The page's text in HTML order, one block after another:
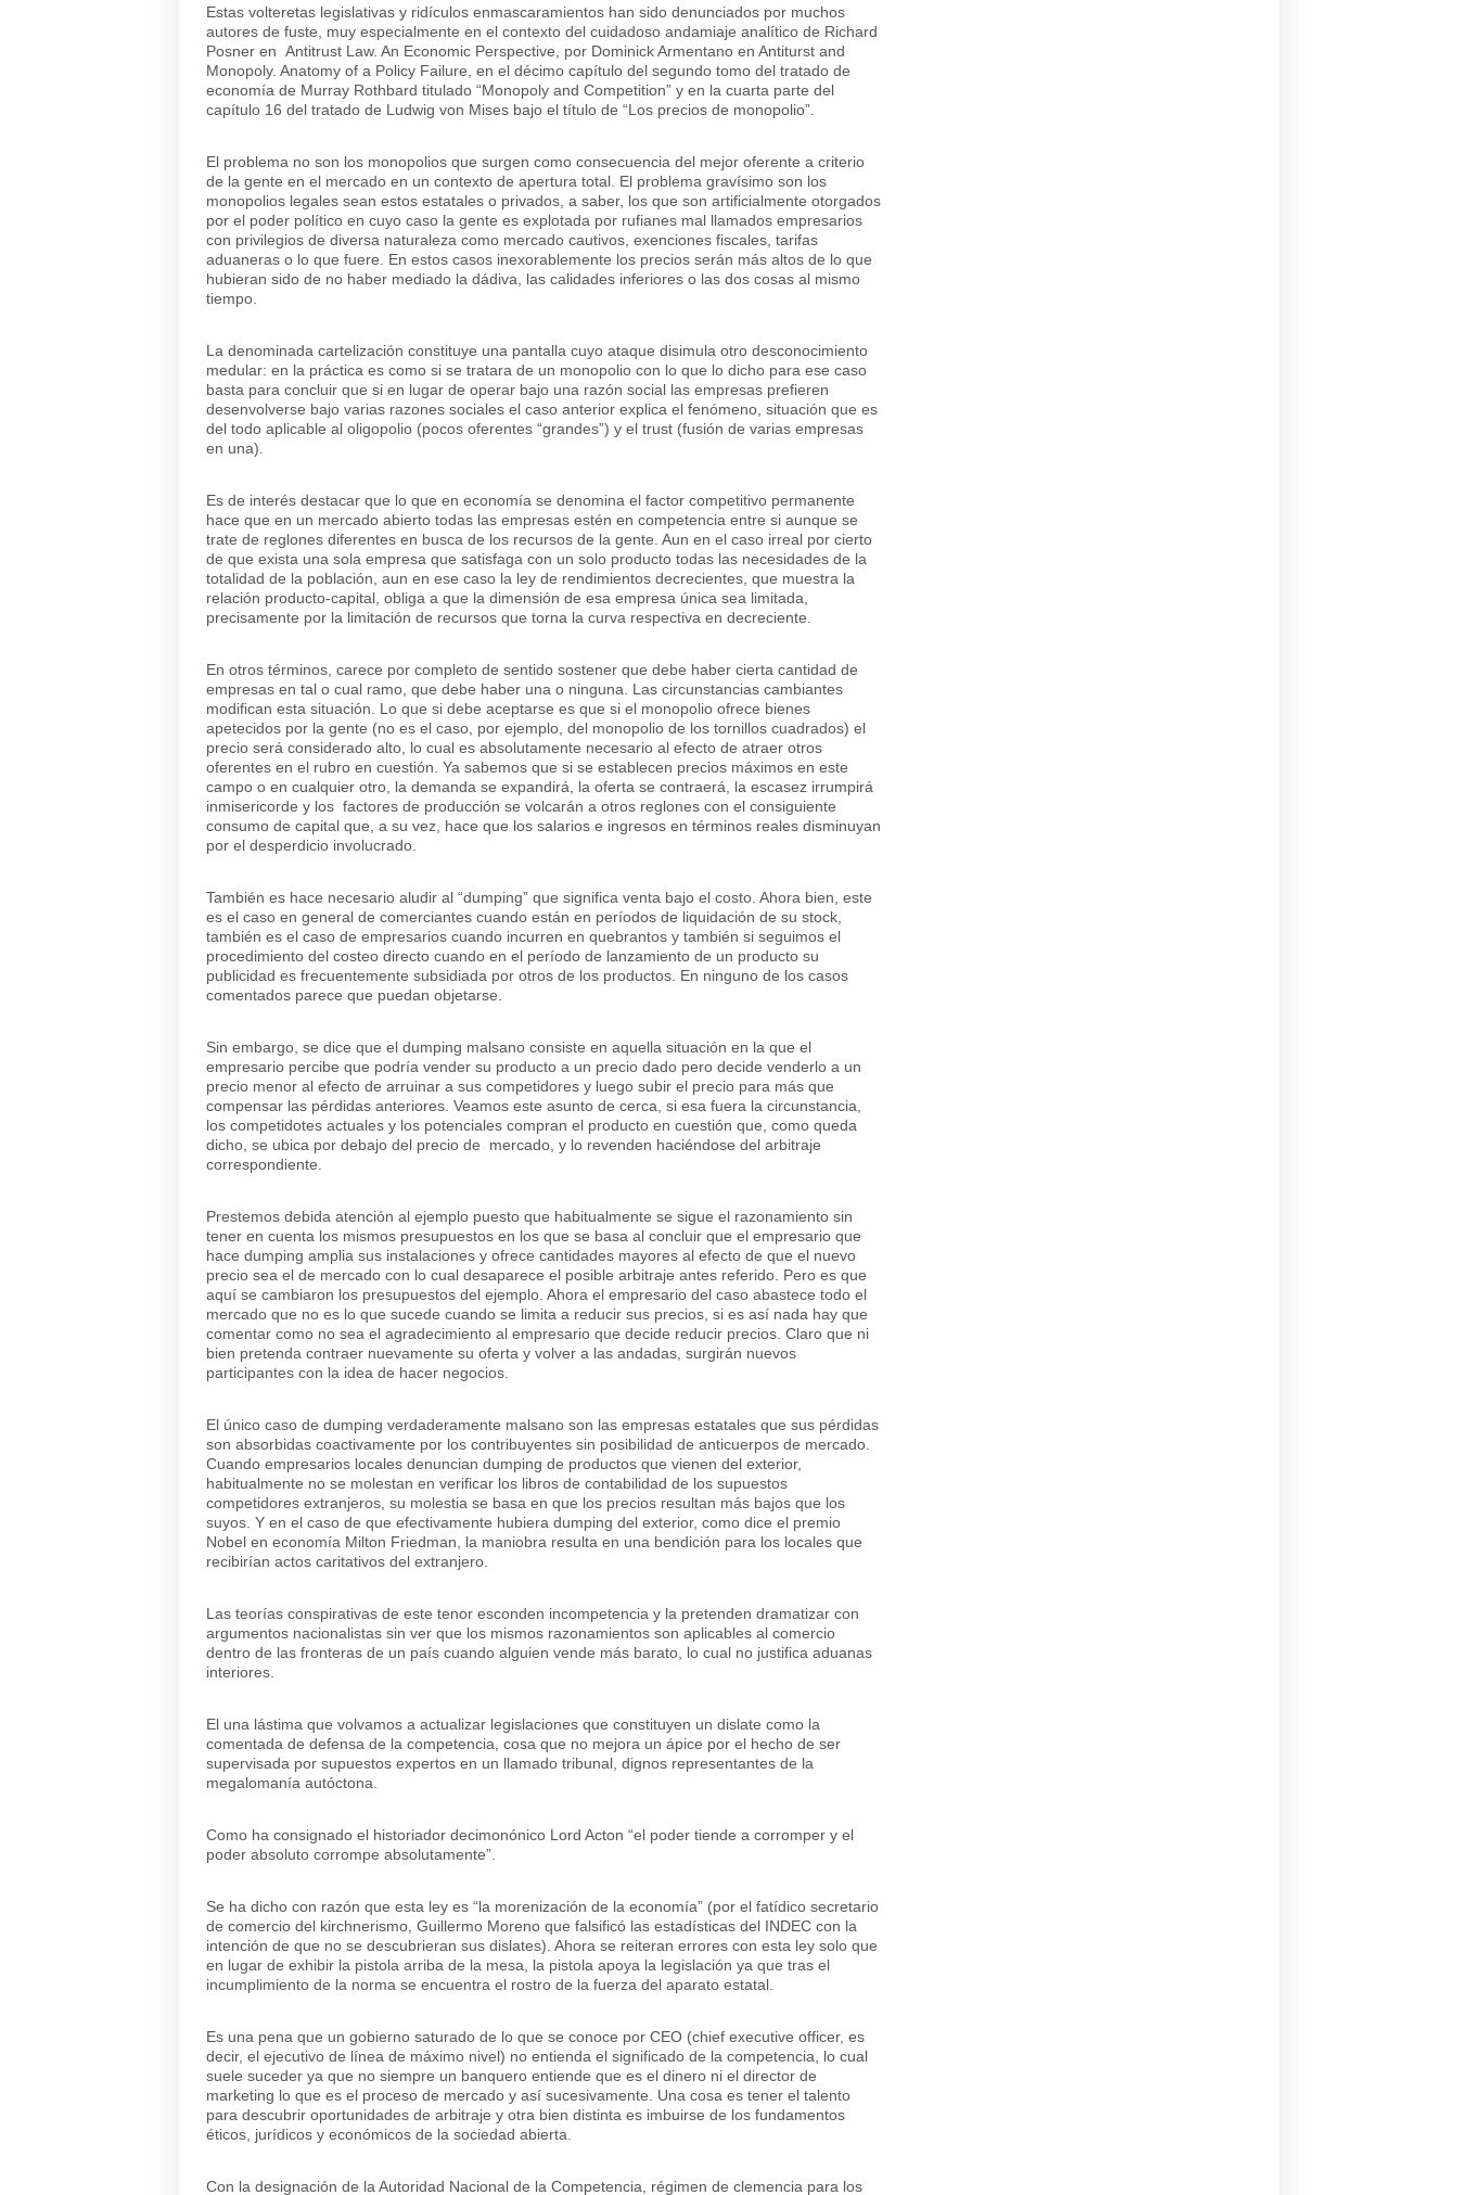
Estas volteretas legislativas y ridículos enmascaramientos han sido denunciados por muchos
autores de fuste, muy especialmente en el contexto del cuidadoso andamiaje analítico de Richard
Posner en Antitrust Law. An Economic Perspective, por Dominick Armentano en Antiturst and
Monopoly. Anatomy of a Policy Failure , en el décimo capítulo del segundo tomo del tratado de
economía de Murray Rothbard titulado “Monopoly and Competition” y en la cuarta parte del
capítulo 16 del tratado de Ludwig von Mises bajo el título de “Los precios de monopolio”.
El problema no son los monopolios que surgen como consecuencia del mejor oferente a criterio
de la gente en el mercado en un contexto de apertura total. El problema gravísimo son los
monopolios legales sean estos estatales o privados, a saber, los que son artificialmente otorgados
por el poder político en cuyo caso la gente es explotada por rufianes mal llamados empresarios
con privilegios de diversa naturaleza como mercado cautivos, exenciones fiscales, tarifas
aduaneras o lo que fuere. En estos casos inexorablemente los precios serán más altos de lo que
hubieran sido de no haber mediado la dádiva, las calidades inferiores o las dos cosas al mismo
tiempo.
La denominada cartelización constituye una pantalla cuyo ataque disimula otro desconocimiento
medular: en la práctica es como si se tratara de un monopolio con lo que lo dicho para ese caso
basta para concluir que si en lugar de operar bajo una razón social las empresas prefieren
desenvolverse bajo varias razones sociales el caso anterior explica el fenómeno, situación que es
del todo aplicable al oligopolio (pocos oferentes “grandes”) y el trust (fusión de varias empresas
en una).
Es de interés destacar que lo que en economía se denomina el factor competitivo permanente
hace que en un mercado abierto todas las empresas estén en competencia entre si aunque se
trate de reglones diferentes en busca de los recursos de la gente. Aun en el caso irreal por cierto
de que exista una sola empresa que satisfaga con un solo producto todas las necesidades de la
totalidad de la población, aun en ese caso la ley de rendimientos decrecientes, que muestra la
relación producto-capital, obliga a que la dimensión de esa empresa única sea limitada,
precisamente por la limitación de recursos que torna la curva respectiva en decreciente.
En otros términos, carece por completo de sentido sostener que debe haber cierta cantidad de
empresas en tal o cual ramo, que debe haber una o ninguna. Las circunstancias cambiantes
modifican esta situación. Lo que si debe aceptarse es que si el monopolio ofrece bienes
apetecidos por la gente (no es el caso, por ejemplo, del monopolio de los tornillos cuadrados) el
precio será considerado alto, lo cual es absolutamente necesario al efecto de atraer otros
oferentes en el rubro en cuestión. Ya sabemos que si se establecen precios máximos en este
campo o en cualquier otro, la demanda se expandirá, la oferta se contraerá, la escasez irrumpirá
inmisericorde y los factores de producción se volcarán a otros reglones con el consiguiente
consumo de capital que, a su vez, hace que los salarios e ingresos en términos reales disminuyan
por el desperdicio involucrado.
También es hace necesario aludir al “dumping” que significa venta bajo el costo. Ahora bien, este
es el caso en general de comerciantes cuando están en períodos de liquidación de su stock,
también es el caso de empresarios cuando incurren en quebrantos y también si seguimos el
procedimiento del costeo directo cuando en el período de lanzamiento de un producto su
publicidad es frecuentemente subsidiada por otros de los productos. En ninguno de los casos
comentados parece que puedan objetarse.
Sin embargo, se dice que el dumping malsano consiste en aquella situación en la que el
empresario percibe que podría vender su producto a un precio dado pero decide venderlo a un
precio menor al efecto de arruinar a sus competidores y luego subir el precio para más que
compensar las pérdidas anteriores. Veamos este asunto de cerca, si esa fuera la circunstancia,
los competidotes actuales y los potenciales compran el producto en cuestión que, como queda
dicho, se ubica por debajo del precio de mercado, y lo revenden haciéndose del arbitraje
correspondiente.
Prestemos debida atención al ejemplo puesto que habitualmente se sigue el razonamiento sin
tener en cuenta los mismos presupuestos en los que se basa al concluir que el empresario que
hace dumping amplia sus instalaciones y ofrece cantidades mayores al efecto de que el nuevo
precio sea el de mercado con lo cual desaparece el posible arbitraje antes referido. Pero es que
aquí se cambiaron los presupuestos del ejemplo. Ahora el empresario del caso abastece todo el
mercado que no es lo que sucede cuando se limita a reducir sus precios, si es así nada hay que
comentar como no sea el agradecimiento al empresario que decide reducir precios. Claro que ni
bien pretenda contraer nuevamente su oferta y volver a las andadas, surgirán nuevos
participantes con la idea de hacer negocios.
El único caso de dumping verdaderamente malsano son las empresas estatales que sus pérdidas
son absorbidas coactivamente por los contribuyentes sin posibilidad de anticuerpos de mercado.
Cuando empresarios locales denuncian dumping de productos que vienen del exterior,
habitualmente no se molestan en verificar los libros de contabilidad de los supuestos
competidores extranjeros, su molestia se basa en que los precios resultan más bajos que los
suyos. Y en el caso de que efectivamente hubiera dumping del exterior, como dice el premio
Nobel en economía Milton Friedman, la maniobra resulta en una bendición para los locales que
recibirían actos caritativos del extranjero.
Las teorías conspirativas de este tenor esconden incompetencia y la pretenden dramatizar con
argumentos nacionalistas sin ver que los mismos razonamientos son aplicables al comercio
dentro de las fronteras de un país cuando alguien vende más barato, lo cual no justifica aduanas
interiores.
El una lástima que volvamos a actualizar legislaciones que constituyen un dislate como la
comentada de defensa de la competencia, cosa que no mejora un ápice por el hecho de ser
supervisada por supuestos expertos en un llamado tribunal, dignos representantes de la
megalomanía autóctona.
Como ha consignado el historiador decimonónico Lord Acton “el poder tiende a corromper y el
poder absoluto corrompe absolutamente”.
Se ha dicho con razón que esta ley es “la morenización de la economía” (por el fatídico secretario
de comercio del kirchnerismo, Guillermo Moreno que falsificó las estadísticas del INDEC con la
intención de que no se descubrieran sus dislates). Ahora se reiteran errores con esta ley solo que
en lugar de exhibir la pistola arriba de la mesa, la pistola apoya la legislación ya que tras el
incumplimiento de la norma se encuentra el rostro de la fuerza del aparato estatal.
Es una pena que un gobierno saturado de lo que se conoce por CEO (chief executive officer, es
decir, el ejecutivo de línea de máximo nivel) no entienda el significado de la competencia, lo cual
suele suceder ya que no siempre un banquero entiende que es el dinero ni el director de
marketing lo que es el proceso de mercado y así sucesivamente. Una cosa es tener el talento
para descubrir oportunidades de arbitraje y otra bien distinta es imbuirse de los fundamentos
éticos, jurídicos y económicos de la sociedad abierta.
Con la designación de la Autoridad Nacional de la Competencia, régimen de clemencia para los